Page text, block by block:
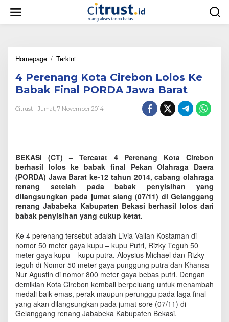
w
Homepage / Terkini
e
r
e
a
a
C
r
e
b
n
L
o
o
s
K
e
B
a
4 Perenang Kota Cirebon Lolos Ke
Babak Final PORDA Jawa Barat
Citrust Jumat, 7 November 2014
BEKASI (CT) – Tercatat 4 Perenang Kota Cirebon
berhasil lolos ke babak final Pekan Olahraga Daera
(PORDA) Jawa Barat ke-12 tahun 2014, cabang olahraga
renang setelah pada babak penyisihan yang
dilangsungkan pada jumat siang (07/11) di Gelanggang
renang Jababeka Kabupaten Bekasi berhasil lolos dari
babak penyisihan yang cukup ketat.
Ke 4 perenang tersebut adalah Livia Valian Kostaman di
nomor 50 meter gaya kupu – kupu Putri, Rizky Teguh 50
meter gaya kupu – kupu putra, Aloysius Michael dan Rizky
teguh di Nomor 50 meter gaya punggung putra dan Khansa
Nur Agustin di nomor 800 meter gaya bebas putri. Dengan
demikian Kota Cirebon kembali berpeluang untuk menambah
medali baik emas, perak maupun perunggu pada laga final
yang akan dilangsungkan pada jumat sore (07/11) di
Gelanggang renang Jababeka Kabupaten Bekasi.